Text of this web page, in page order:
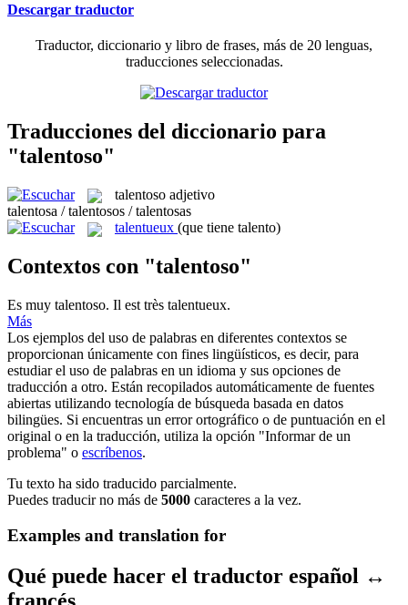
Descargar traductor
Traductor, diccionario y libro de frases, más de 20 lenguas,
traducciones seleccionadas.
Traducciones del diccionario para
"talentoso"
talentoso adjetivo
talentosa / talentosos / talentosas
talentueux (que tiene talento)
Contextos con "talentoso"
Es muy talentoso. Il est très talentueux.
Más
Los ejemplos del uso de palabras en diferentes contextos se
proporcionan únicamente con fines lingüísticos, es decir, para
estudiar el uso de palabras en un idioma y sus opciones de
traducción a otro. Están recopilados automáticamente de fuentes
abiertas utilizando tecnología de búsqueda basada en datos
bilingües. Si encuentras un error ortográfico o de puntuación en el
original o en la traducción, utiliza la opción "Informar de un
problema" o escríbenos.
Tu texto ha sido traducido parcialmente.
Puedes traducir no más de 5000 caracteres a la vez.
Examples and translation for
Qué puede hacer el traductor español ↔